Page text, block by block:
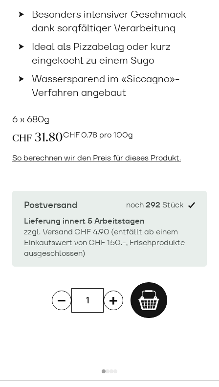
Besonders intensiver Geschmack
dank sorgfältiger Verarbeitung
Ideal als Pizzabelag oder kurz
eingekocht zu einem Sugo
Wassersparend im «Siccagno»-
Verfahren angebaut
6 x 680g
CHF 31.80CHF0.78 pro 100g
So berechnen wir den Preis für dieses Produkt.
Postversand
Lieferung innert 5 Arbeitstagen
zzgl. Versand CHF 4.90 (entfällt ab einem
Einkaufswert von CHF 150.-, Frischprodukte
ausgeschlossen)
noch292 Stück
Add